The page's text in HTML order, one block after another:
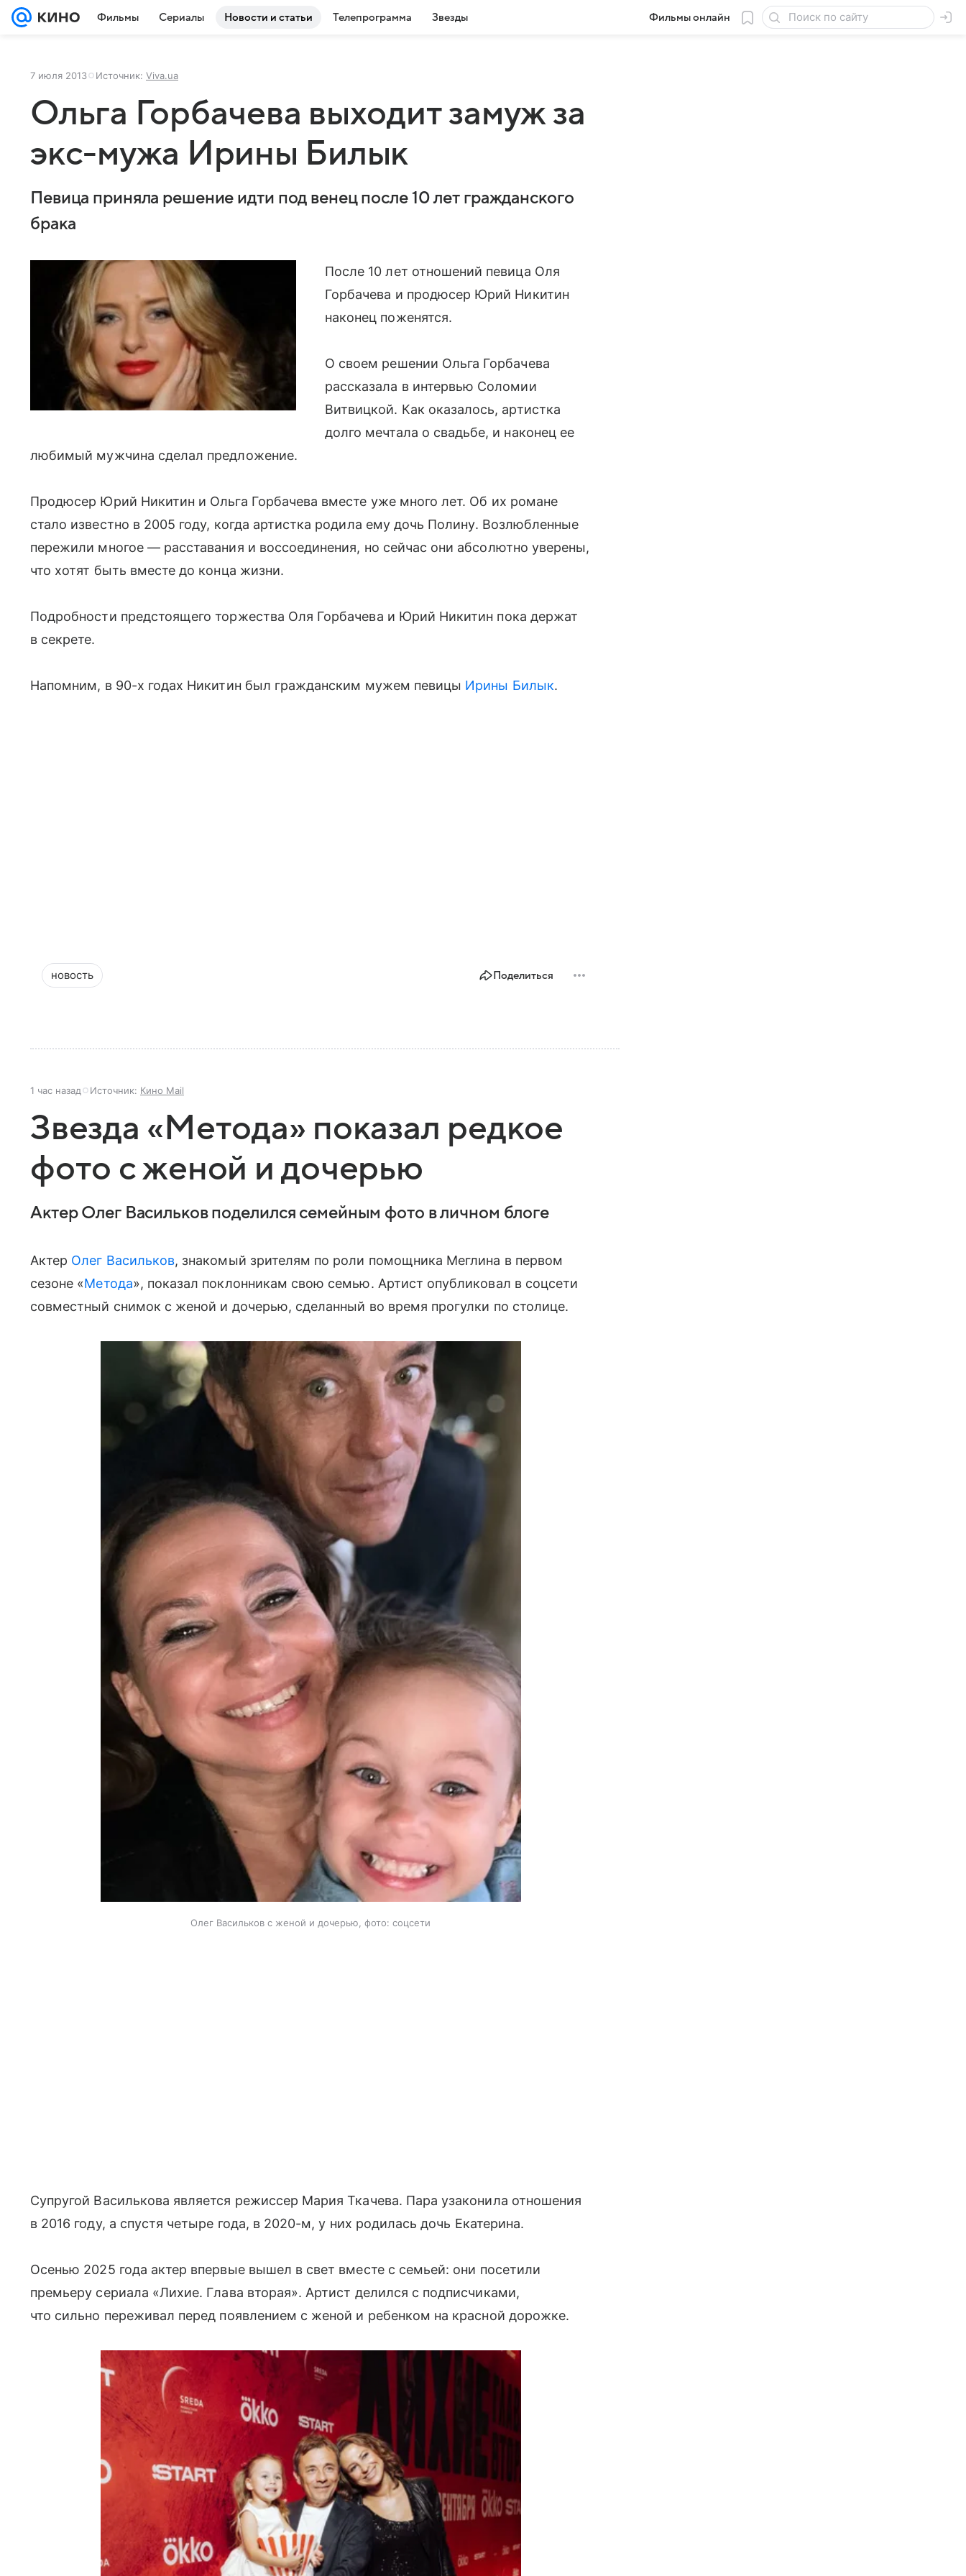
Фильмы Сериалы Новости и статьи Телепрограмма Звезды Фильмы онлайн
7 июля 2013 Источник: Viva.ua
Ольга Горбачева выходит замуж за
экс-мужа Ирины Билык
Певица приняла решение идти под венец после 10 лет гражданского
брака
После 10 лет отношений певица Оля
Горбачева и продюсер Юрий Никитин
наконец поженятся.
О своем решении Ольга Горбачева
рассказала в интервью Соломии
Витвицкой. Как оказалось, артистка
долго мечтала о свадьбе, и наконец ее
любимый мужчина сделал предложение.
Продюсер Юрий Никитин и Ольга Горбачева вместе уже много лет. Об их романе
стало известно в 2005 году, когда артистка родила ему дочь Полину. Возлюбленные
пережили многое — расставания и воссоединения, но сейчас они абсолютно уверены,
что хотят быть вместе до конца жизни.
Подробности предстоящего торжества Оля Горбачева и Юрий Никитин пока держат
в секрете.
Напомним, в 90-х годах Никитин был гражданским мужем певицы Ирины Билык.
новость Поделиться
1 час назад Источник: Кино Mail
Звезда «Метода» показал редкое
фото с женой и дочерью
Актер Олег Васильков поделился семейным фото в личном блоге
Актер Олег Васильков, знакомый зрителям по роли помощника Меглина в первом
сезоне «Метода», показал поклонникам свою семью. Артист опубликовал в соцсети
совместный снимок с женой и дочерью, сделанный во время прогулки по столице.
Олег Васильков с женой и дочерью, фото: соцсети
Супругой Василькова является режиссер Мария Ткачева. Пара узаконила отношения
в 2016 году, а спустя четыре года, в 2020-м, у них родилась дочь Екатерина.
Осенью 2025 года актер впервые вышел в свет вместе с семьей: они посетили
премьеру сериала «Лихие. Глава вторая». Артист делился с подписчиками,
что сильно переживал перед появлением с женой и ребенком на красной дорожке.